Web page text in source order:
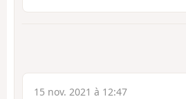
15 nov. 2021 à 12:47